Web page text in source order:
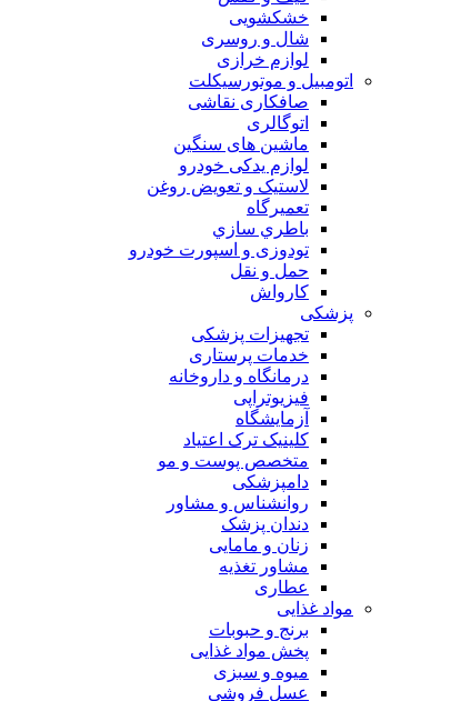
خشکشویی
شال و روسری
لوازم خرازی
اتومبیل و موتورسیکلت
صافکاری نقاشی
اتوگالری
ماشین های سنگین
لوازم یدکی خودرو
لاستیک و تعویض روغن
تعميرگاه
باطري سازي
تودوزی و اسپورت خودرو
حمل و نقل
کارواش
پزشکی
تجهیزات پزشکی
خدمات پرستاری
درمانگاه و داروخانه
فیزیوتراپی
آزمایشگاه
کلینیک ترک اعتیاد
متخصص پوست و مو
دامپزشکی
روانشناس و مشاور
دندان پزشک
زنان و مامایی
مشاور تغذیه
عطاری
مواد غذایی
برنج و حبوبات
پخش مواد غذایی
میوه و سبزی
عسل فروشی